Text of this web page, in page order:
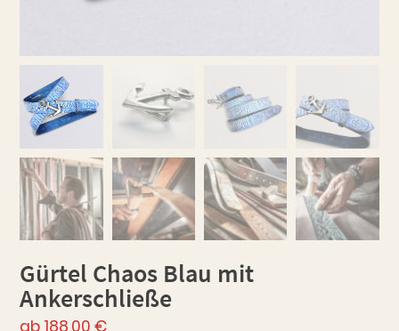
Gürtel Chaos Blau mit
Ankerschließe
ab 188,00€